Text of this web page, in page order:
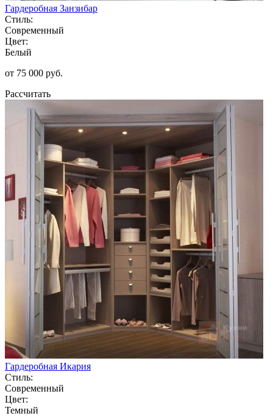
Гардеробная Занзибар
Стиль:
Современный
Цвет:
Белый
от 75 000 руб.
Рассчитать
Гардеробная Икария
Стиль:
Современный
Цвет:
Темный